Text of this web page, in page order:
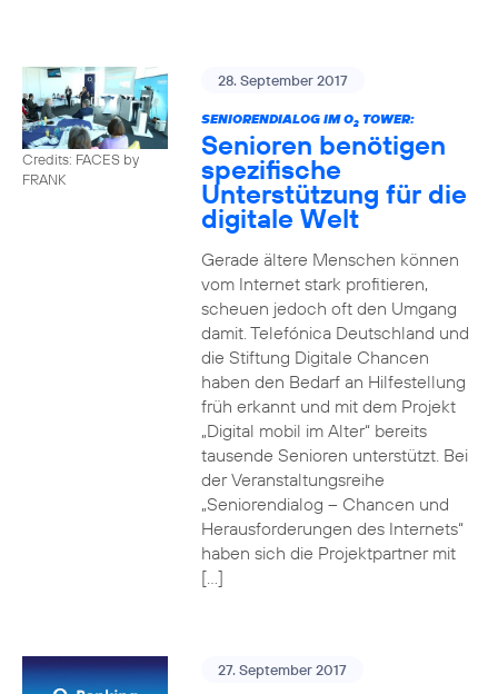
Credits: FACES by
FRANK
28. September 2017
SENIORENDIALOG IM O2TOWER:
Senioren benötigen
spezifische
Unterstützung für die
digitale Welt
Gerade ältere Menschen können
vom Internet stark profitieren,
scheuen jedoch oft den Umgang
damit. Telefónica Deutschland und
die Stiftung Digitale Chancen
haben den Bedarf an Hilfestellung
früh erkannt und mit dem Projekt
„Digital mobil im Alter“ bereits
tausende Senioren unterstützt. Bei
der Veranstaltungsreihe
„Seniorendialog – Chancen und
Herausforderungen des Internets“
haben sich die Projektpartner mit
[…]
27. September 2017